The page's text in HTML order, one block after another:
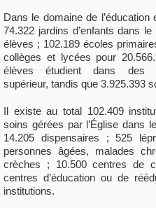
Dans le domaine de l’éducation
74.322 jardins d’enfants dans
élèves ; 102.189 écoles
collèges et lycées pour
élèves étudient dans des
supérieur, tandis que 3.925.393
Il existe au total 102.409
soins gérées par l’Église dans
14.205 dispensaires ; 525
personnes âgées, malades
crèches ; 10.500 centres de
centres d’éducation ou de
institutions.